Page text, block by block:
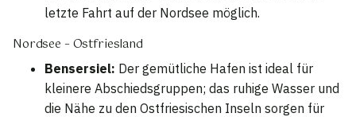
letzte Fahrt auf der Nordsee möglich.
Nordsee – Ostfriesland
Bensersiel: Der gemütliche Hafen ist ideal für
kleinere Abschiedsgruppen; das ruhige Wasser und
die Nähe zu den Ostfriesischen Inseln sorgen für